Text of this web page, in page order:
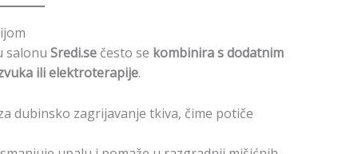
salonu Sredi.se često se kombinira s dodatnim
ili elektroterapije.
dubinsko zagrijavanje tkiva, čime potiče